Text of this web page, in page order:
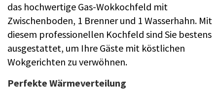
das hochwertige Gas-Wokkochfeld mit
Zwischenboden, 1 Brenner und 1 Wasserhahn. Mit
diesem professionellen Kochfeld sind Sie bestens
ausgestattet, um Ihre Gäste mit köstlichen
Wokgerichten zu verwöhnen.
Perfekte Wärmeverteilung